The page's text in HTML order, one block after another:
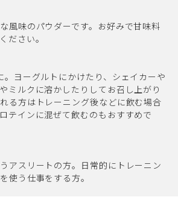
風味のパウダーです。お好みで甘味料
ださい。
。ヨーグルトにかけたり、シェイカーや
ミルクに溶かしたりしてお召し上がり
る方はトレーニング後などに飲む場合
テインに混ぜて飲むのもおすすめで
アスリートの方。日常的にトレーニン
使う仕事をする方。